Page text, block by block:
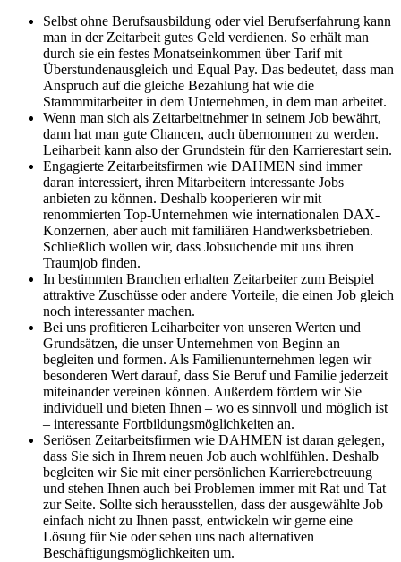
Selbst ohne Berufsausbildung oder viel Berufserfahrung kann
man in der Zeitarbeit gutes Geld verdienen. So erhält man
durch sie ein festes Monatseinkommen über Tarif mit
Überstundenausgleich und Equal Pay. Das bedeutet, dass man
Anspruch auf die gleiche Bezahlung hat wie die
Stammmitarbeiter in dem Unternehmen, in dem man arbeitet.
Wenn man sich als Zeitarbeitnehmer in seinem Job bewährt,
dann hat man gute Chancen, auch übernommen zu werden.
Leiharbeit kann also der Grundstein für den Karrierestart sein.
Engagierte Zeitarbeitsfirmen wie DAHMEN sind immer
daran interessiert, ihren Mitarbeitern interessante Jobs
anbieten zu können. Deshalb kooperieren wir mit
renommierten Top-Unternehmen wie internationalen DAX-
Konzernen, aber auch mit familiären Handwerksbetrieben.
Schließlich wollen wir, dass Jobsuchende mit uns ihren
Traumjob finden.
In bestimmten Branchen erhalten Zeitarbeiter zum Beispiel
attraktive Zuschüsse oder andere Vorteile, die einen Job gleich
noch interessanter machen.
Bei uns profitieren Leiharbeiter von unseren Werten und
Grundsätzen, die unser Unternehmen von Beginn an
begleiten und formen. Als Familienunternehmen legen wir
besonderen Wert darauf, dass Sie Beruf und Familie jederzeit
miteinander vereinen können. Außerdem fördern wir Sie
individuell und bieten Ihnen – wo es sinnvoll und möglich ist
– interessante Fortbildungsmöglichkeiten an.
Seriösen Zeitarbeitsfirmen wie DAHMEN ist daran gelegen,
dass Sie sich in Ihrem neuen Job auch wohlfühlen. Deshalb
begleiten wir Sie mit einer persönlichen Karrierebetreuung
und stehen Ihnen auch bei Problemen immer mit Rat und Tat
zur Seite. Sollte sich herausstellen, dass der ausgewählte Job
einfach nicht zu Ihnen passt, entwickeln wir gerne eine
Lösung für Sie oder sehen uns nach alternativen
Beschäftigungsmöglichkeiten um.